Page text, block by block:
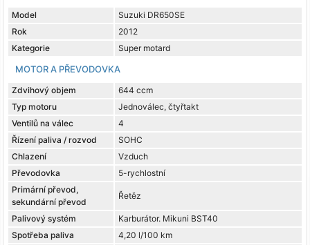
Model
Suzuki DR650SE
Rok
2012
Kategorie
Super motard
MOTOR A PŘEVODOVKA
Zdvihový objem
644 ccm
Typ motoru
Jednoválec, čtyřtakt
Ventilů na válec
4
Řízení paliva / rozvod
SOHC
Chlazení
Vzduch
Převodovka
5-rychlostní
Primární převod,
sekundární převod
Řetěz
Palivový systém
Karburátor. Mikuni BST40
Spotřeba paliva
4,20 l/100 km